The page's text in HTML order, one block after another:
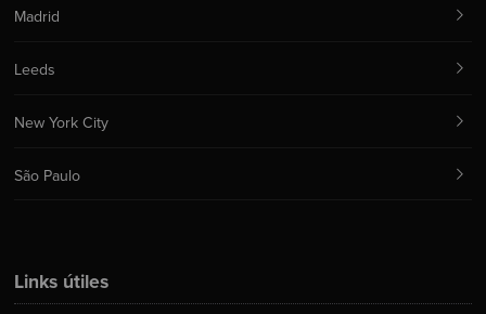
Links útiles
Madrid
Leeds
New York City
São Paulo